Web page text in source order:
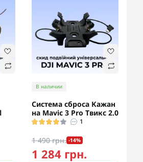
В наличии
Система сброса Кажан
на Mavic 3 Pro Твикс 2.0
1
1 490 грн. -14%
1 284 грн.